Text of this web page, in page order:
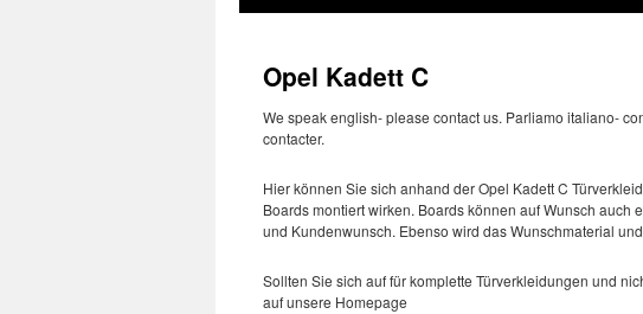
Opel Kadett C
We speak english- please contact us. Parliamo italiano-
contacter.
Hier können Sie sich anhand der Opel Kadett C
Boards montiert wirken. Boards können auf Wunsch
und Kundenwunsch. Ebenso wird das Wunschmaterial
Sollten Sie sich auf für komplette Türverkleidungen und
auf unsere Homepage